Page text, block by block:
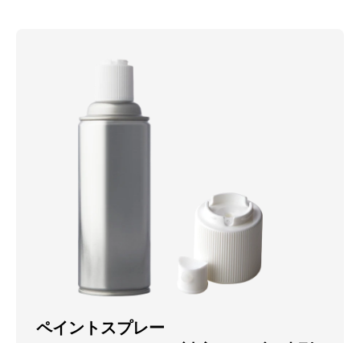
ペイントスプレー